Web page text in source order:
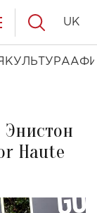
КУЛЬТУРА
UK
Haute